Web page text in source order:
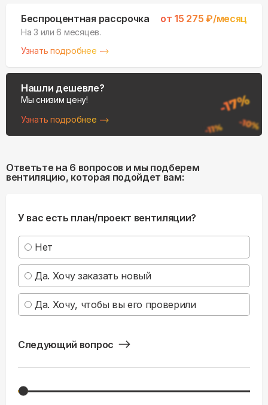
Беспроцентная рассрочка от 15 275 ₽/месяц
На 3 или 6 месяцев.
Узнать подробнее
Нашли дешевле?
Мы снизим цену!
Узнать подробнее
Ответьте на 6 вопросов и мы подберем
вентиляцию, которая подойдет вам:
У вас есть план/проект вентиляции?
Нет
Да. Хочу заказать новый
Да. Хочу, чтобы вы его проверили
Следующий вопрос